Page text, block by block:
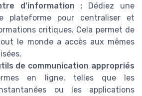
d'information : Dédiez une
plateforme pour centraliser et
critiques. Cela permet de
le monde a accès aux mêmes
de communication appropriés
en ligne, telles que les
ou les applications